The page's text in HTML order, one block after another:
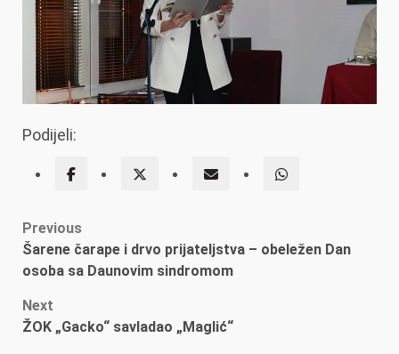
Podijeli:
Post
navigation
Previous
Šarene čarape i drvo prijateljstva – obeležen Dan
osoba sa Daunovim sindromom
Next
ŽOK „Gacko“ savladao „Maglić“